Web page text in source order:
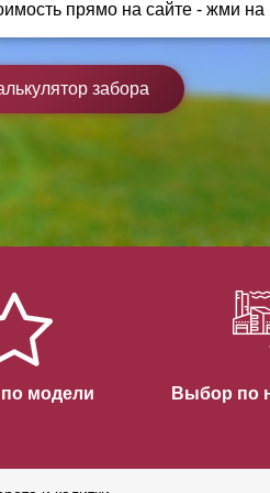
для дачи
и ограждения для школ
на участок 10 соток
прямо на сайте - жми на
забора
модели Выбор по